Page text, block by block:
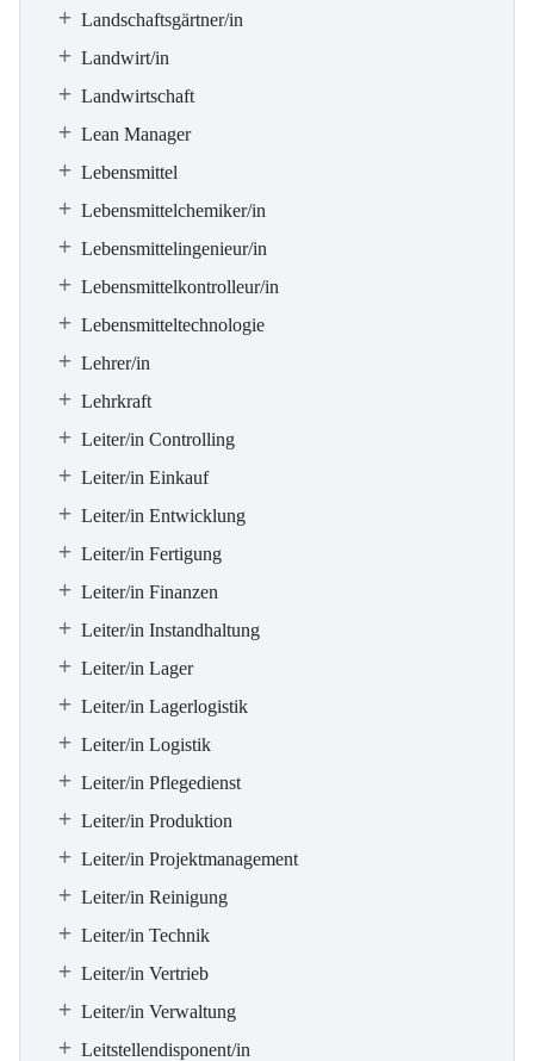
Landschaftsgärtner/in
Landwirt/in
Landwirtschaft
Lean Manager
Lebensmittel
Lebensmittelchemiker/in
Lebensmittelingenieur/in
Lebensmittelkontrolleur/in
Lebensmitteltechnologie
Lehrer/in
Lehrkraft
Leiter/in Controlling
Leiter/in Einkauf
Leiter/in Entwicklung
Leiter/in Fertigung
Leiter/in Finanzen
Leiter/in Instandhaltung
Leiter/in Lager
Leiter/in Lagerlogistik
Leiter/in Logistik
Leiter/in Pflegedienst
Leiter/in Produktion
Leiter/in Projektmanagement
Leiter/in Reinigung
Leiter/in Technik
Leiter/in Vertrieb
Leiter/in Verwaltung
Leitstellendisponent/in